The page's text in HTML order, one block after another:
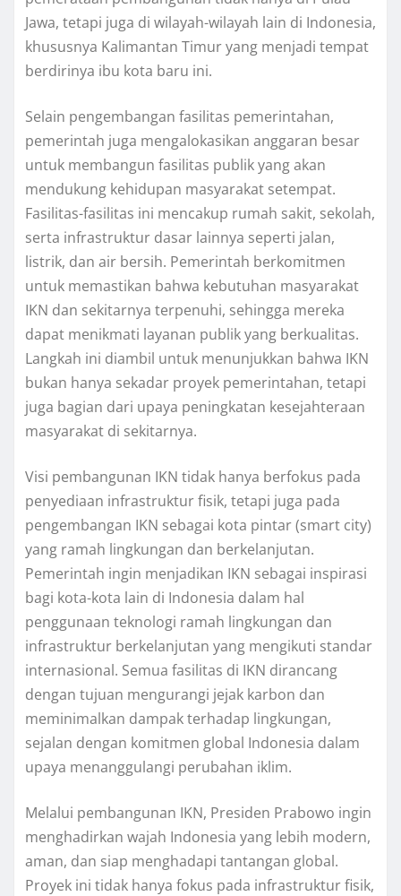
Jawa, tetapi juga di wilayah-wilayah lain di Indonesia,
khususnya Kalimantan Timur yang menjadi tempat
berdirinya ibu kota baru ini.
Selain pengembangan fasilitas pemerintahan,
pemerintah juga mengalokasikan anggaran besar
untuk membangun fasilitas publik yang akan
mendukung kehidupan masyarakat setempat.
Fasilitas-fasilitas ini mencakup rumah sakit, sekolah,
serta infrastruktur dasar lainnya seperti jalan,
listrik, dan air bersih. Pemerintah berkomitmen
untuk memastikan bahwa kebutuhan masyarakat
IKN dan sekitarnya terpenuhi, sehingga mereka
dapat menikmati layanan publik yang berkualitas.
Langkah ini diambil untuk menunjukkan bahwa IKN
bukan hanya sekadar proyek pemerintahan, tetapi
juga bagian dari upaya peningkatan kesejahteraan
masyarakat di sekitarnya.
Visi pembangunan IKN tidak hanya berfokus pada
penyediaan infrastruktur fisik, tetapi juga pada
pengembangan IKN sebagai kota pintar (smart city)
yang ramah lingkungan dan berkelanjutan.
Pemerintah ingin menjadikan IKN sebagai inspirasi
bagi kota-kota lain di Indonesia dalam hal
penggunaan teknologi ramah lingkungan dan
infrastruktur berkelanjutan yang mengikuti standar
internasional. Semua fasilitas di IKN dirancang
dengan tujuan mengurangi jejak karbon dan
meminimalkan dampak terhadap lingkungan,
sejalan dengan komitmen global Indonesia dalam
upaya menanggulangi perubahan iklim.
Melalui pembangunan IKN, Presiden Prabowo ingin
menghadirkan wajah Indonesia yang lebih modern,
aman, dan siap menghadapi tantangan global.
Proyek ini tidak hanya fokus pada infrastruktur fisik,